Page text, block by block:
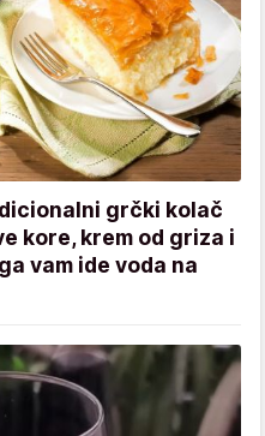
grčki kolač
kore, krem od griza i
vam ide voda na